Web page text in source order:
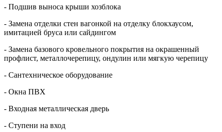
- Подшив выноса крыши хозблока
- Замена отделки стен вагонкой на отделку блокхаусом,
имитацией бруса или сайдингом
- Замена базового кровельного покрытия на окрашенный
профлист, металлочерепицу, ондулин или мягкую черепицу
- Сантехническое оборудование
- Окна ПВХ
- Входная металлическая дверь
- Ступени на вход